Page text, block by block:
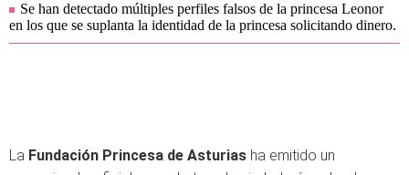
Se han detectado múltiples perfiles falsos de la princesa Leonor
en los que se suplanta la identidad de la princesa solicitando dinero.
La Fundación Princesa de Asturias ha emitido un